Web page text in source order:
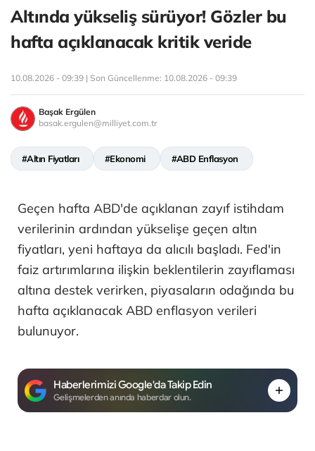
Altında yükseliş sürüyor! Gözler bu
hafta açıklanacak kritik veride
10.08.2026 - 09:39 | Son Güncellenme: 10.08.2026 - 09:39
Başak Ergülen
basak.ergulen@milliyet.com.tr
#Altın Fiyatları #Ekonomi #ABD Enflasyon
Geçen hafta ABD'de açıklanan zayıf istihdam
verilerinin ardından yükselişe geçen altın
fiyatları, yeni haftaya da alıcılı başladı. Fed'in
faiz artırımlarına ilişkin beklentilerin zayıflaması
altına destek verirken, piyasaların odağında bu
hafta açıklanacak ABD enflasyon verileri
bulunuyor.
Haberlerimizi Google'da Takip Edin
Gelişmelerden anında haberdar olun.